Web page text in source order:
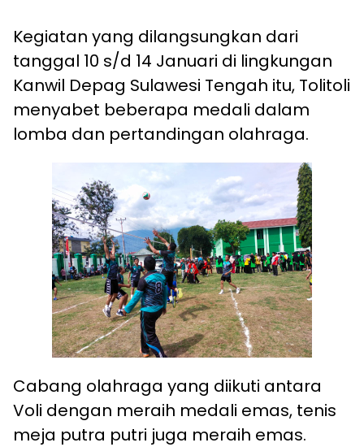
Kegiatan yang dilangsungkan dari
tanggal 10 s/d 14 Januari di lingkungan
Kanwil Depag Sulawesi Tengah itu, Tolitoli
menyabet beberapa medali dalam
lomba dan pertandingan olahraga.
Cabang olahraga yang diikuti antara
Voli dengan meraih medali emas, tenis
meja putra putri juga meraih emas.